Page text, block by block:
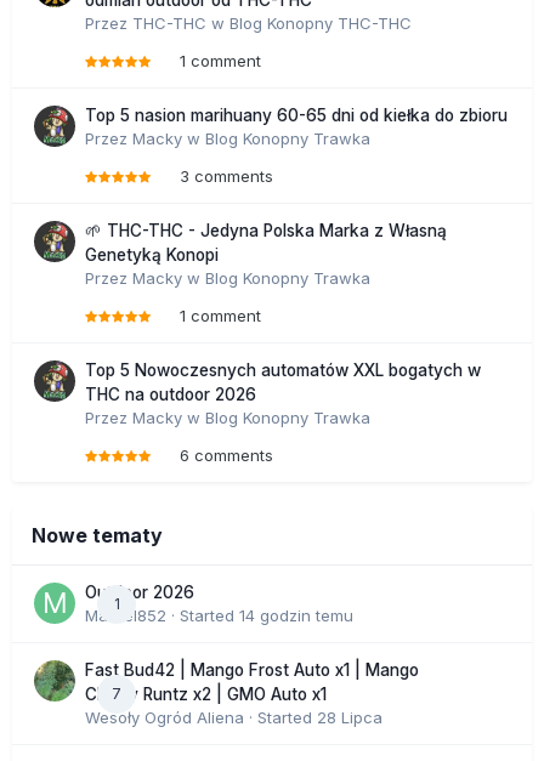
Przez THC-THC w Blog Konopny THC-THC
1 comment
Top 5 nasion marihuany 60-65 dni od kiełka do zbioru
Przez Macky w Blog Konopny Trawka
3 comments
🌱 THC-THC - Jedyna Polska Marka z Własną
Genetyką Konopi
Przez Macky w Blog Konopny Trawka
1 comment
Top 5 Nowoczesnych automatów XXL bogatych w
THC na outdoor 2026
Przez Macky w Blog Konopny Trawka
6 comments
Nowe tematy
1
Outdoor 2026
Marcel852 · Started 14 godzin temu
7
Fast Bud42 | Mango Frost Auto x1 | Mango
Cherry Runtz x2 | GMO Auto x1
Wesoły Ogród Aliena · Started 28 Lipca